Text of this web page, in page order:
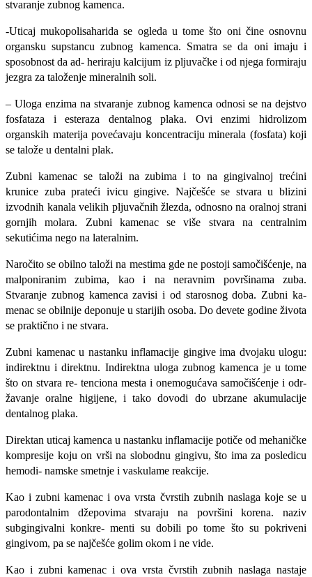
stvaranje zubnog kamenca.
-Uticaj mukopolisaharida se ogleda u tome što oni čine osnovnu
organsku supstancu zubnog ka­menca. Smatra se da oni imaju i
sposobnost da ad- heriraju kalcijum iz pljuvačke i od njega formiraju
jezgra za taloženje mineralnih soli.
– Uloga enzima na stvaranje zubnog kamenca odnosi se na dejstvo
fosfataza i esteraza dentalnog plaka. Ovi enzimi hidrolizom
organskih materija povećavaju koncentraciju minerala (fosfata) koji
se talože u dentalni plak.
Zubni kamenac se taloži na zubima i to na gin­givalnoj trećini
krunice zuba prateći ivicu gingive. Najčešće se stvara u blizini
izvodnih kanala velikih pljuvačnih žlezda, odnosno na oralnoj strani
gor­njih molara. Zubni kamenac se više stvara na cen­tralnim
sekutićima nego na lateralnim.
Naročito se obilno taloži na mestima gde ne postoji samočišćenje, na
malponiranim zubima, kao i na neravnim površinama zuba.
Stvaranje zub­nog kamenca zavisi i od starosnog doba. Zubni ka­
menac se obilnije deponuje u starijih osoba. Do devete godine života
se praktično i ne stvara.
Zubni kamenac u nastanku inflamacije gingive ima dvojaku ulogu:
indirektnu i direktnu. Indirekt­na uloga zubnog kamenca je u tome
što on stvara re- tenciona mesta i onemogućava samočišćenje i odr­
žavanje oralne higijene, i tako dovodi do ubrzane akumulacije
dentalnog plaka.
Direktan uticaj kamenca u nastanku inflamaci­je potiče od mehaničke
kompresije koju on vrši na slobodnu gingivu, što ima za posledicu
hemodi- namske smetnje i vaskulame reakcije.
Kao i zubni kamenac i ova vrsta čvrstih zubnih naslaga koje se u
parodontalnim džepovima stvara­ju na površini korena. naziv
subgingivalni konkre- menti su dobili po tome što su pokriveni
gingivom, pa se najčešće golim okom i ne vide.
Kao i zubni kamenac i ova vrsta čvrstih zubnih naslaga nastaje